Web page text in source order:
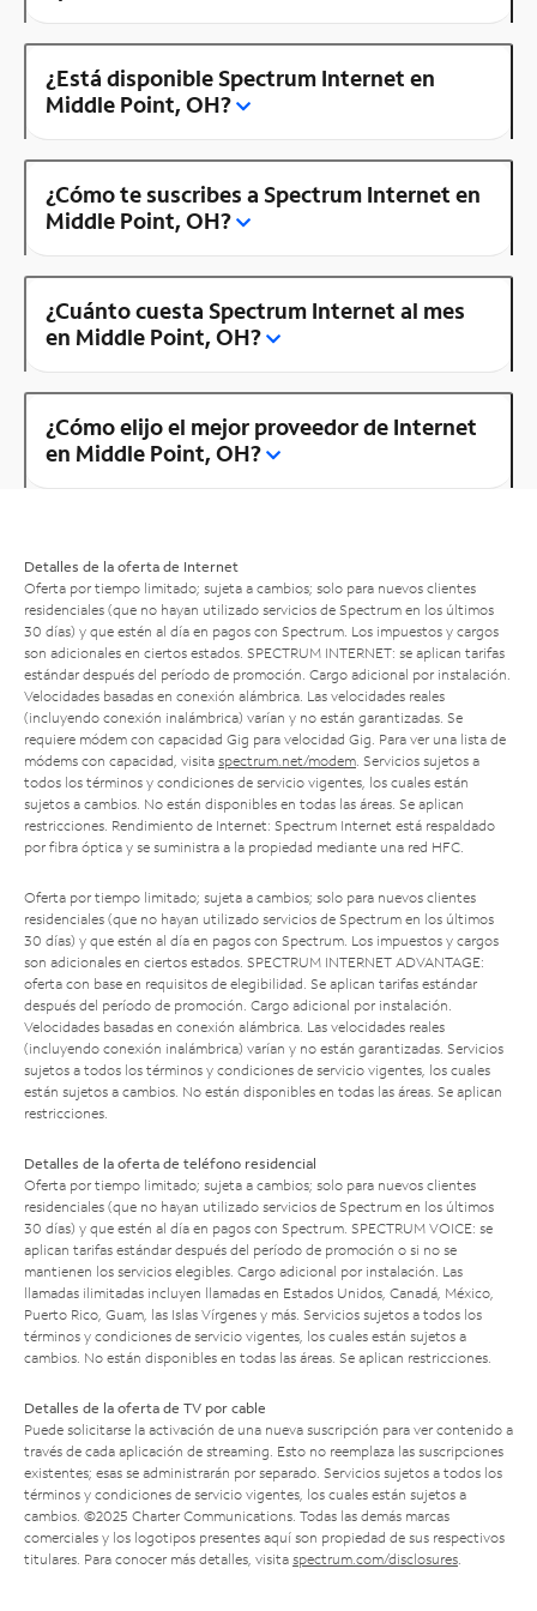
¿Está disponible Spectrum Internet en
Middle Point, OH?
¿Cómo te suscribes a Spectrum Internet en
Middle Point, OH?
¿Cuánto cuesta Spectrum Internet al mes
en Middle Point, OH?
¿Cómo elijo el mejor proveedor de Internet
en Middle Point, OH?
Detalles de la oferta de Internet
Oferta por tiempo limitado; sujeta a cambios; solo para nuevos clientes
residenciales (que no hayan utilizado servicios de Spectrum en los últimos
30 días) y que estén al día en pagos con Spectrum. Los impuestos y cargos
son adicionales en ciertos estados. SPECTRUM INTERNET: se aplican tarifas
estándar después del período de promoción. Cargo adicional por instalación.
Velocidades basadas en conexión alámbrica. Las velocidades reales
(incluyendo conexión inalámbrica) varían y no están garantizadas. Se
requiere módem con capacidad Gig para velocidad Gig. Para ver una lista de
módems con capacidad, visita spectrum.net/modem . Servicios sujetos a
todos los términos y condiciones de servicio vigentes, los cuales están
sujetos a cambios. No están disponibles en todas las áreas. Se aplican
restricciones. Rendimiento de Internet: Spectrum Internet está respaldado
por fibra óptica y se suministra a la propiedad mediante una red HFC.
Oferta por tiempo limitado; sujeta a cambios; solo para nuevos clientes
residenciales (que no hayan utilizado servicios de Spectrum en los últimos
30 días) y que estén al día en pagos con Spectrum. Los impuestos y cargos
son adicionales en ciertos estados. SPECTRUM INTERNET ADVANTAGE:
oferta con base en requisitos de elegibilidad. Se aplican tarifas estándar
después del período de promoción. Cargo adicional por instalación.
Velocidades basadas en conexión alámbrica. Las velocidades reales
(incluyendo conexión inalámbrica) varían y no están garantizadas. Servicios
sujetos a todos los términos y condiciones de servicio vigentes, los cuales
están sujetos a cambios. No están disponibles en todas las áreas. Se aplican
restricciones.
Detalles de la oferta de teléfono residencial
Oferta por tiempo limitado; sujeta a cambios; solo para nuevos clientes
residenciales (que no hayan utilizado servicios de Spectrum en los últimos
30 días) y que estén al día en pagos con Spectrum. SPECTRUM VOICE: se
aplican tarifas estándar después del período de promoción o si no se
mantienen los servicios elegibles. Cargo adicional por instalación. Las
llamadas ilimitadas incluyen llamadas en Estados Unidos, Canadá, México,
Puerto Rico, Guam, las Islas Vírgenes y más. Servicios sujetos a todos los
términos y condiciones de servicio vigentes, los cuales están sujetos a
cambios. No están disponibles en todas las áreas. Se aplican restricciones.
Detalles de la oferta de TV por cable
Puede solicitarse la activación de una nueva suscripción para ver contenido a
través de cada aplicación de streaming. Esto no reemplaza las suscripciones
existentes; esas se administrarán por separado. Servicios sujetos a todos los
términos y condiciones de servicio vigentes, los cuales están sujetos a
cambios. ©2025 Charter Communications. Todas las demás marcas
comerciales y los logotipos presentes aquí son propiedad de sus respectivos
titulares. Para conocer más detalles, visita spectrum.com/disclosures